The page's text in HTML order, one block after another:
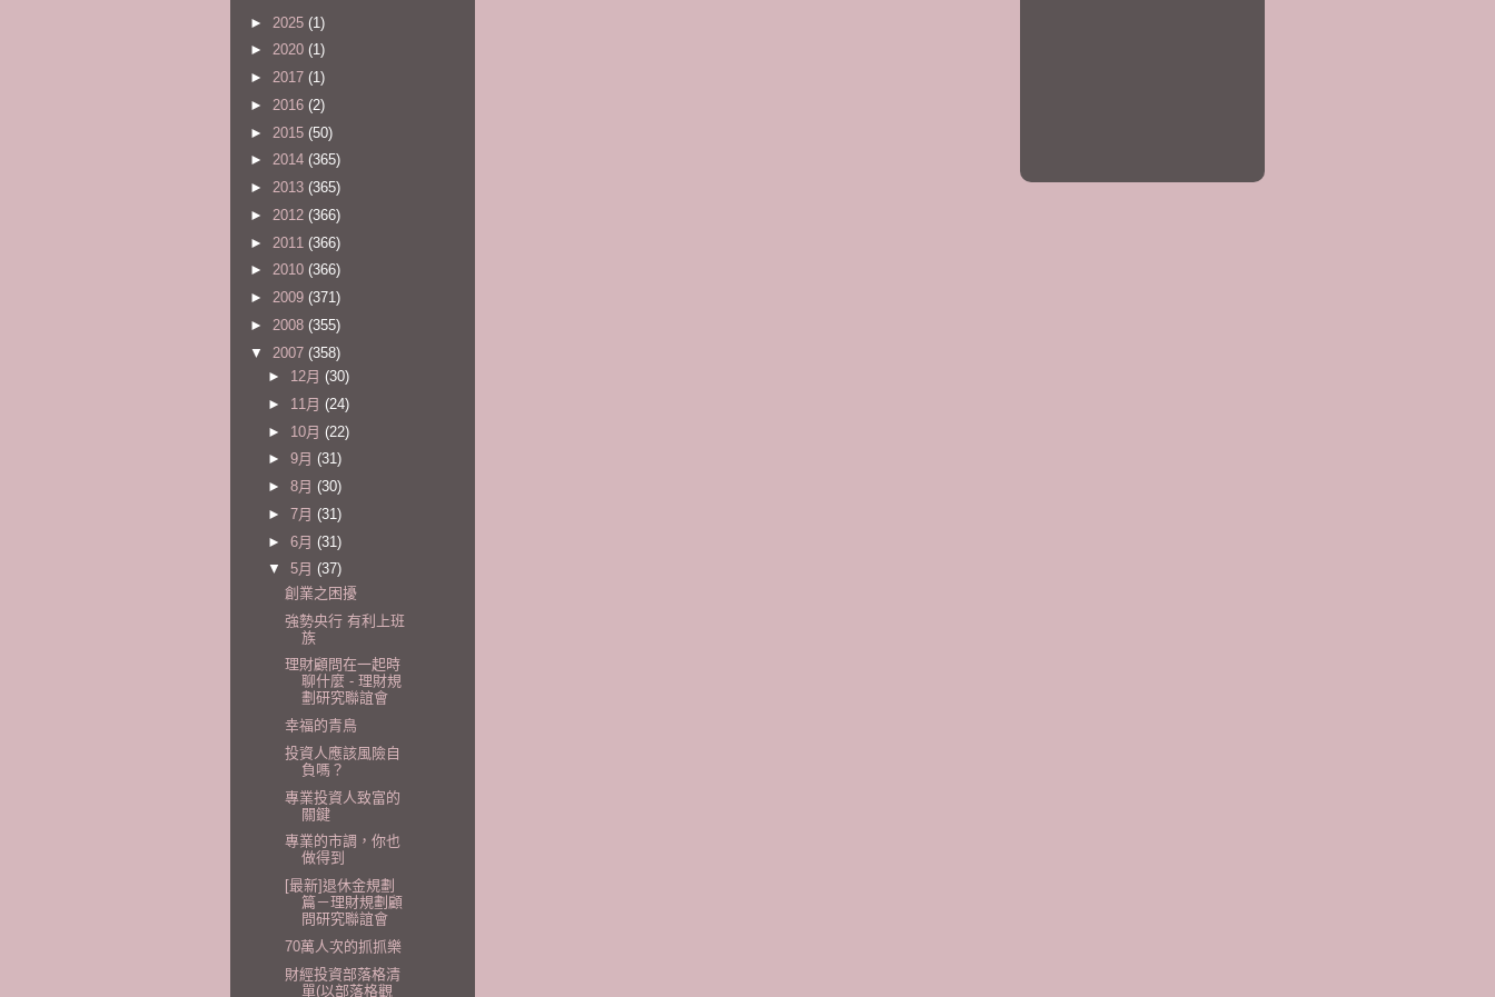
► 2025 (1)
► 2020 (1)
► 2017 (1)
► 2016 (2)
► 2015 (50)
► 2014 (365)
► 2013 (365)
► 2012 (366)
► 2011 (366)
► 2010 (366)
► 2009 (371)
► 2008 (355)
▼ 2007 (358)
► 12月 (30)
► 11月 (24)
► 10月 (22)
► 9月 (31)
► 8月 (30)
► 7月 (31)
► 6月 (31)
▼ 5月 (37)
創業之困擾
強勢央行 有利上班
族
理財顧問在一起時
聊什麼 - 理財規
劃研究聯誼會
幸福的青鳥
投資人應該風險自
負嗎？
專業投資人致富的
關鍵
專業的市調，你也
做得到
[最新]退休金規劃
篇－理財規劃顧
問研究聯誼會
70萬人次的抓抓樂
財經投資部落格清
單(以部落格觀